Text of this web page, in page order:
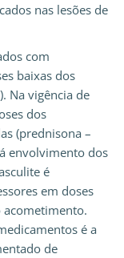
nas lesões de
com
baixas dos
Na vigência de
dos
(prednisona –
envolvimento dos
é
em doses
acometimento.
é a
de